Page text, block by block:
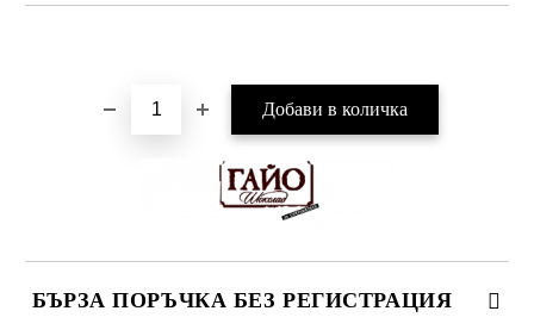
БЪРЗА ПОРЪЧКА БЕЗ РЕГИСТРАЦИЯ